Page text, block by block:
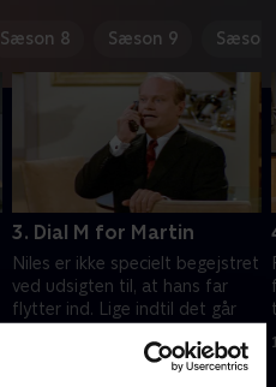
Sæson 8 Sæson 9 Sæson
3. Dial M for Martin
Niles er ikke specielt begejstret
ved udsigten til, at hans far
flytter ind. Lige indtil det går